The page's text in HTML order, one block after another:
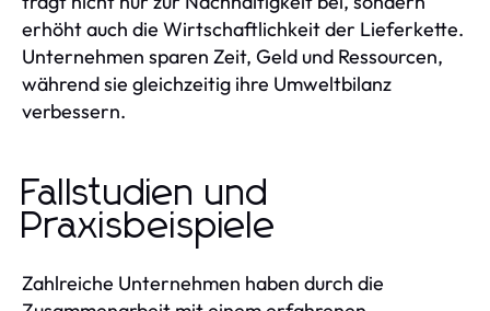
erhöht auch die Wirtschaftlichkeit der Lieferkette.
Unternehmen sparen Zeit, Geld und Ressourcen,
während sie gleichzeitig ihre Umweltbilanz
verbessern.
Fallstudien und
Praxisbeispiele
Zahlreiche Unternehmen haben durch die